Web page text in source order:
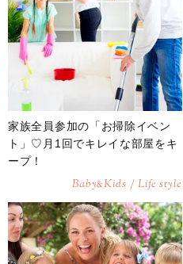
家族全員参加の「お掃除イベン
ト」♡月1回でキレイな部屋をキ
ープ！
Baby&Kids / Life style